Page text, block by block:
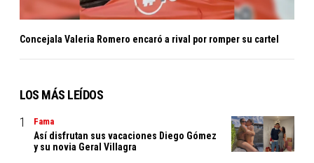
Concejala Valeria Romero encaró a rival por romper su cartel
LOS MÁS LEÍDOS
Fama
Así disfrutan sus vacaciones Diego Gómez
y su novia Geral Villagra